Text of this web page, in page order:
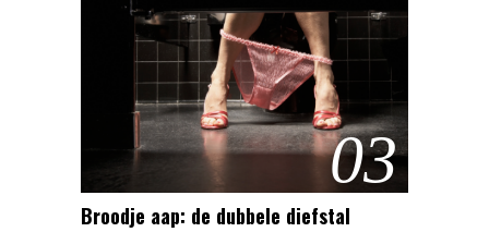
03
Broodje aap: de dubbele diefstal